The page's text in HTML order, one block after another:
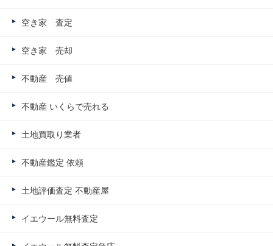
空き家 査定
空き家 売却
不動産 売値
不動産 いくらで売れる
土地買取り業者
不動産鑑定 依頼
土地評価査定 不動産屋
イエウール無料査定